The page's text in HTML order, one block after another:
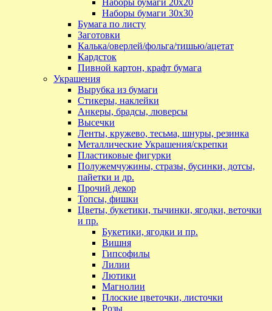
Наборы бумаги 20х20
Наборы бумаги 30х30
Бумага по листу
Заготовки
Калька/оверлей/фольга/тишью/ацетат
Кардсток
Пивной картон, крафт бумага
Украшения
Вырубка из бумаги
Стикеры, наклейки
Анкеры, брадсы, люверсы
Высечки
Ленты, кружево, тесьма, шнуры, резинка
Металлические Украшения/скрепки
Пластиковые фигурки
Полужемчужины, стразы, бусинки, дотсы,
пайетки и др.
Прочий декор
Топсы, фишки
Цветы, букетики, тычинки, ягодки, веточки
и пр.
Букетики, ягодки и пр.
Вишня
Гипсофилы
Лилии
Лютики
Магнолии
Плоские цветочки, листочки
Розы